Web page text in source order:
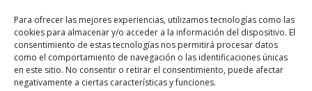
Para ofrecer las mejores experiencias, utilizamos tecnologías como las
cookies para almacenar y/o acceder a la información del dispositivo. El
consentimiento de estas tecnologías nos permitirá procesar datos
como el comportamiento de navegación o las identificaciones únicas
en este sitio. No consentir o retirar el consentimiento, puede afectar
negativamente a ciertas características y funciones.